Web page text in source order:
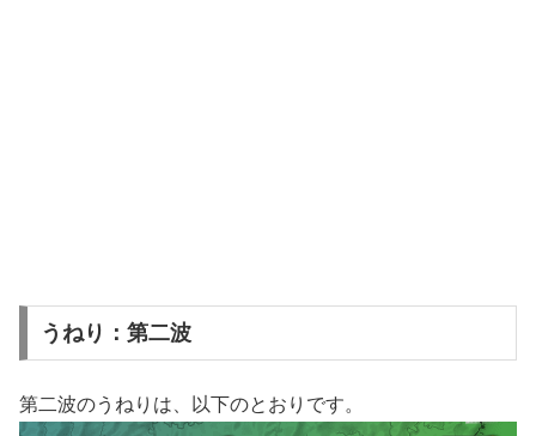
うねり：第二波
第二波のうねりは、以下のとおりです。